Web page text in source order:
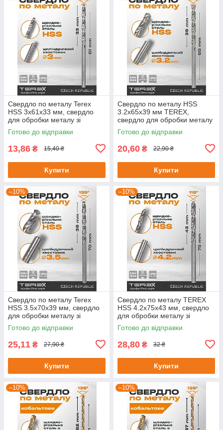
Свердло по металу Terex
HSS 3x61x33 мм, свердло
для обробки металу зі
швидкорізальної сталі DIN
338
Готово до відправки
13,86 ₴ 15,40 ₴
Купити
Свердло по металу HSS
3.2x65x39 мм TEREX,
свердло для обробки металу
зі швидкорізальної сталі DIN
338
Готово до відправки
20,60 ₴ 22,90 ₴
Купити
–10%
Свердло по металу Terex
HSS 3.5x70x39 мм, свердло
для обробки металу зі
швидкорізальної сталі DIN
338
Готово до відправки
25,11 ₴ 27,90 ₴
Купити
–10%
Свердло по металу TEREX
HSS 4.2x75x43 мм, свердло
для обробки металу зі
швидкорізальної сталі DIN
338
Готово до відправки
28,80 ₴ 32 ₴
Купити
–10% –10%